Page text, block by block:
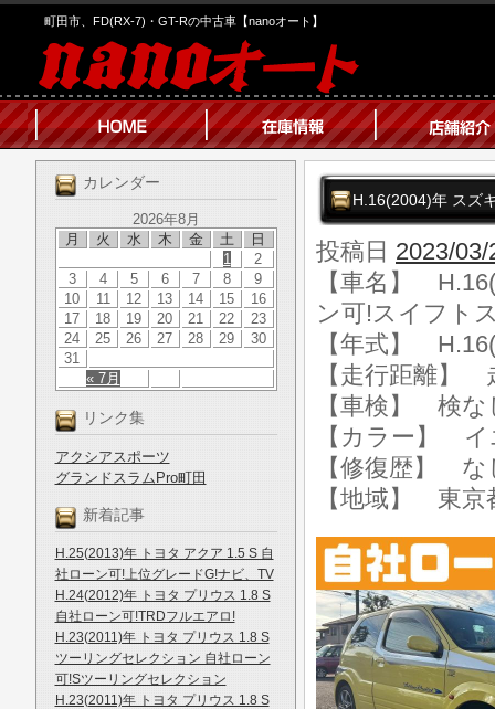
町田市、FD(RX-7)・GT-Rの中古車【nanoオート】
カレンダー
2026年8月
月
火 水 木 金 土 日
« 7月
1
2
3
4 5 6 7 8
9
10
11 12 13 14 15
16
17
18 19 20 21 22
23
24
25 26 27 28 29
30
31
リンク集
アクシアスポーツ
グランドスラムPro町田
新着記事
H.25(2013)年 トヨタ アクア 1.5 S 自
社ローン可!上位グレードG!ナビ、TV
H.24(2012)年 トヨタ プリウス 1.8 S
自社ローン可!TRDフルエアロ!
H.23(2011)年 トヨタ プリウス 1.8 S
ツーリングセレクション 自社ローン
可!Sツーリングセレクション
H.23(2011)年 トヨタ プリウス 1.8 S
H.16(2004)年 スズ
投稿日 2023/03/
【車名】
ン可!スイフト
【年式】
【走行距離】
【車検】 検な
【カラー】
【修復歴】 な
【地域】 東京